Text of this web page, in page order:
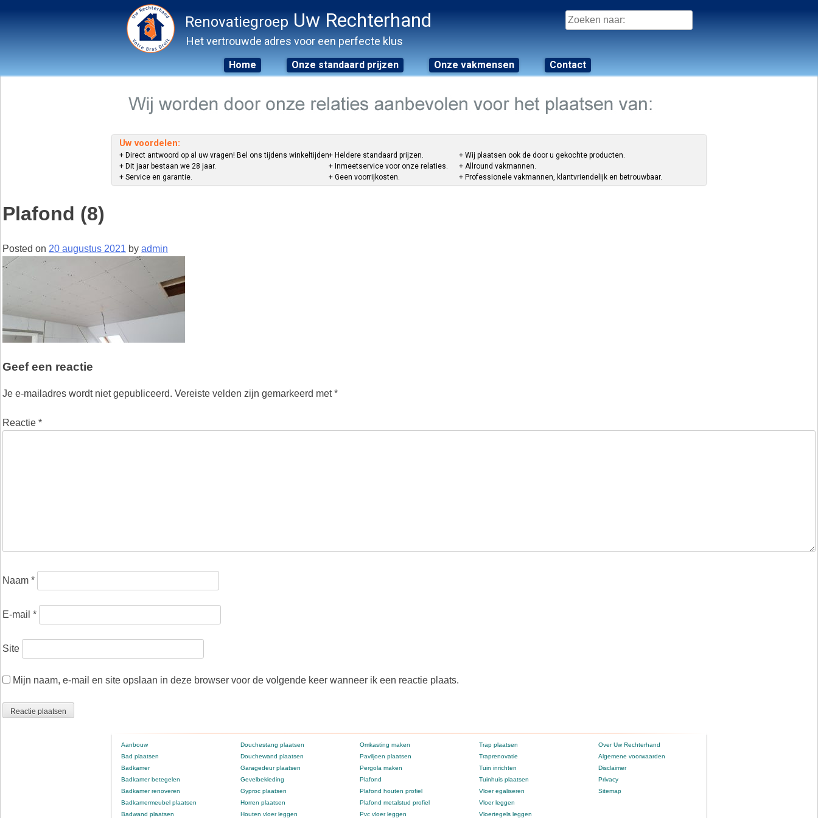
Renovatiegroep Uw Rechterhand
Het vertrouwde adres voor een perfecte klus
Zoeken
naar:
Home Onze standaard prijzen Onze vakmensen Contact
Uw voordelen:
+ Direct antwoord op al uw vragen! Bel ons tijdens winkeltijden.
+ Dit jaar bestaan we 28 jaar.
+ Service en garantie.
+ Heldere standaard prijzen.
+ Inmeetservice voor onze relaties.
+ Geen voorrijkosten.
+ Wij plaatsen ook de door u gekochte producten.
+ Allround vakmannen.
+ Professionele vakmannen, klantvriendelijk en betrouwbaar.
Plafond (8)
Posted on 20 augustus 2021 by admin
Geef een reactie
Je e-mailadres wordt niet gepubliceerd. Vereiste velden zijn gemarkeerd met*
Reactie *
Naam *
E-mail *
Site
Mijn naam, e-mail en site opslaan in deze browser voor de volgende keer wanneer ik een reactie plaats.
Aanbouw
Bad plaatsen
Badkamer
Badkamer betegelen
Badkamer renoveren
Badkamermeubel plaatsen
Badwand plaatsen
Douchestang plaatsen
Douchewand plaatsen
Garagedeur plaatsen
Gevelbekleding
Gyproc plaatsen
Horren plaatsen
Houten vloer leggen
Omkasting maken
Paviljoen plaatsen
Pergola maken
Plafond
Plafond houten profiel
Plafond metalstud profiel
Pvc vloer leggen
Trap plaatsen
Traprenovatie
Tuin inrichten
Tuinhuis plaatsen
Vloer egaliseren
Vloer leggen
Vloertegels leggen
Over Uw Rechterhand
Algemene voorwaarden
Disclaimer
Privacy
Sitemap